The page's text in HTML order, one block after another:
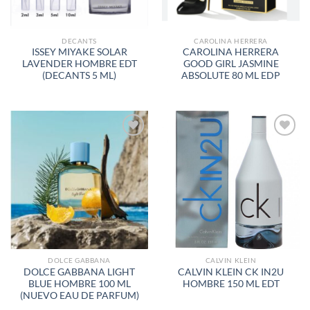
DECANTS
ISSEY MIYAKE SOLAR
LAVENDER HOMBRE EDT
(DECANTS 5 ML)
CAROLINA HERRERA
CAROLINA HERRERA
GOOD GIRL JASMINE
ABSOLUTE 80 ML EDP
AÑADIR
A LA
LISTA
DE
DESEOS
DOLCE GABBANA
DOLCE GABBANA LIGHT
BLUE HOMBRE 100 ML
(NUEVO EAU DE PARFUM)
AÑADIR
A LA
LISTA
CALVIN KLEIN
CALVIN KLEIN CK IN2U
HOMBRE 150 ML EDT